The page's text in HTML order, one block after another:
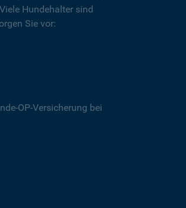
Hundehalter sind
Sie vor:
OP-Versicherung bei